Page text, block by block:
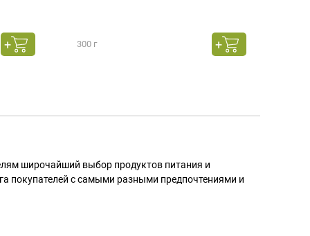
300 г
широчайший выбор продуктов питания и
покупателей с самыми разными предпочтениями и